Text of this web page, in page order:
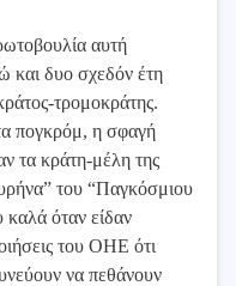
αυτή
και δυο σχεδόν έτη
τρομοκράτης.
πογκρόμ, η σφαγή
τα κράτη-μέλη της
του “Παγκόσμιου
καλά όταν είδαν
του ΟΗΕ ότι
να πεθάνουν